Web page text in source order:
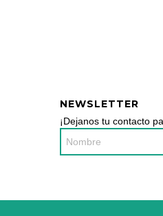
NEWSLETTER
¡Dejanos tu contacto